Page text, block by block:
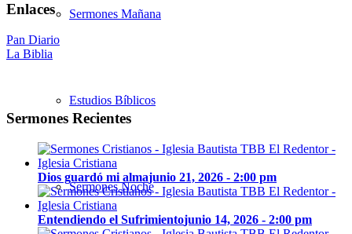
Sermones Mañana
Estudios Bíblicos
Sermones Noche
Enlaces
Pan Diario
La Biblia
Sermones Recientes
Dios guardó mi almajunio 21, 2026 - 2:00 pm
Entendiendo el Sufrimientojunio 14, 2026 - 2:00 pm